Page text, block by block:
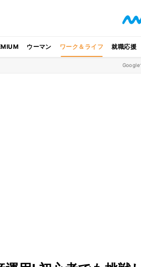
ウーマン ワーク＆ライフ 就職応援
Google